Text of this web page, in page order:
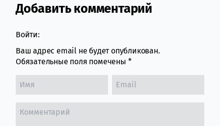
Comment section
Добавить комментарий
Войти:
Ваш адрес email не будет опубликован.
Обязательные поля помечены *